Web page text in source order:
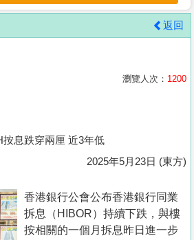
返回
瀏覽人次： 1200
按息跌穿兩厘 近3年低
2025年5月23日 (東方)
香港銀行公會公布香港銀行同業
拆息（HIBOR）持續下跌，與樓
按相關的一個月拆息昨日進一步